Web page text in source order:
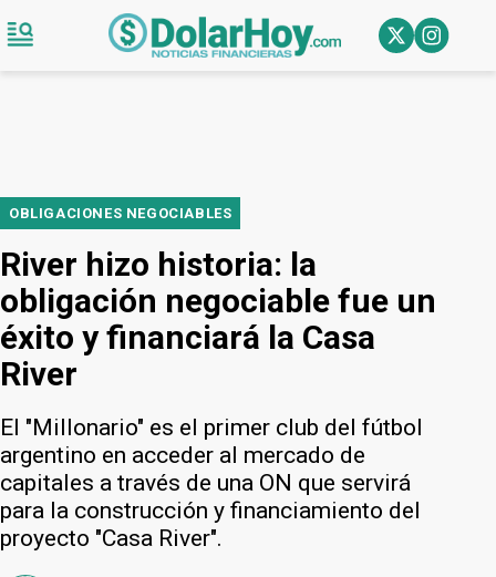
OBLIGACIONES NEGOCIABLES
River hizo historia: la
obligación negociable fue un
éxito y financiará la Casa
River
El "Millonario" es el primer club del fútbol
argentino en acceder al mercado de
capitales a través de una ON que servirá
para la construcción y financiamiento del
proyecto "Casa River".